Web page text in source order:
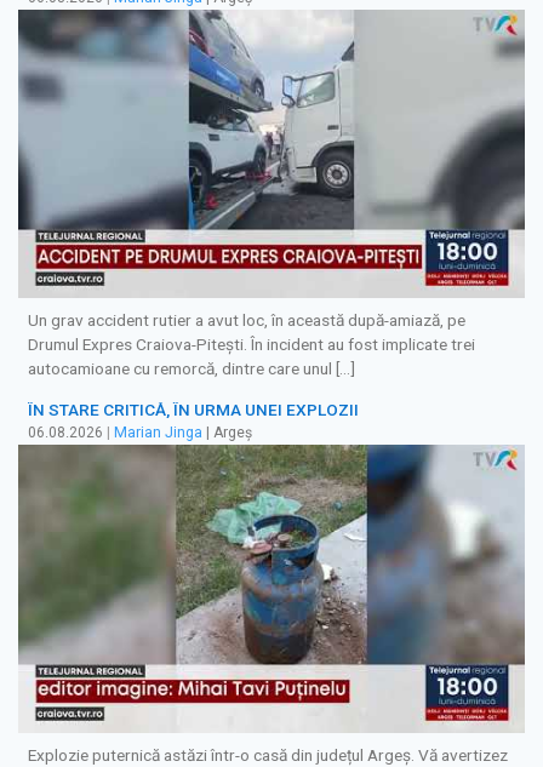
Un grav accident rutier a avut loc, în această după-amiază, pe
Drumul Expres Craiova-Pitești. În incident au fost implicate trei
autocamioane cu remorcă, dintre care unul […]
ÎN STARE CRITICĂ, ÎN URMA UNEI EXPLOZII
06.08.2026 Marian Jinga | Argeș
Explozie puternică astăzi într-o casă din județul Argeș. Vă avertizez